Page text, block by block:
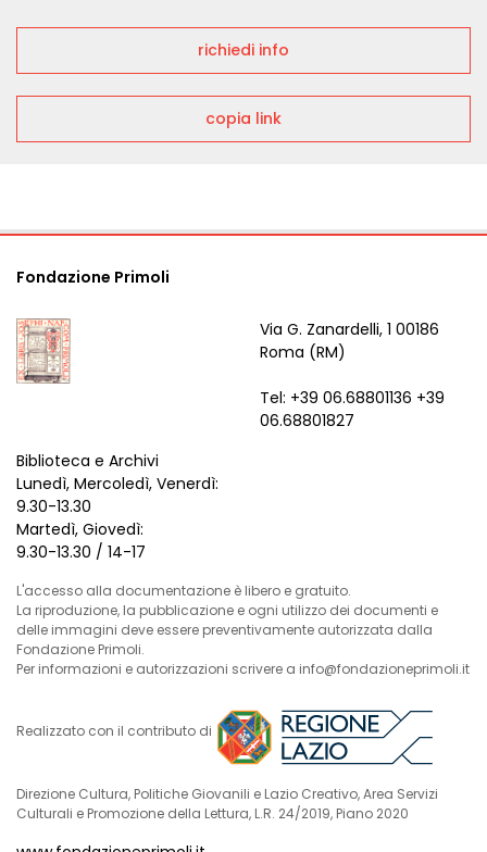
richiedi info
copia link
Fondazione Primoli
Via G. Zanardelli, 1 00186
Roma (RM)
Tel: +39 06.68801136 +39
06.68801827
Biblioteca e Archivi
Lunedì, Mercoledì, Venerdì:
9.30-13.30
Martedì, Giovedì:
9.30-13.30 / 14-17
L'accesso alla documentazione è libero e gratuito.
La riproduzione, la pubblicazione e ogni utilizzo dei documenti e
delle immagini deve essere preventivamente autorizzata dalla
Fondazione Primoli.
Per informazioni e autorizzazioni scrivere a info@fondazioneprimoli.it
Realizzato con il contributo di
Direzione Cultura, Politiche Giovanili e Lazio Creativo, Area Servizi
Culturali e Promozione della Lettura, L.R. 24/2019, Piano 2020